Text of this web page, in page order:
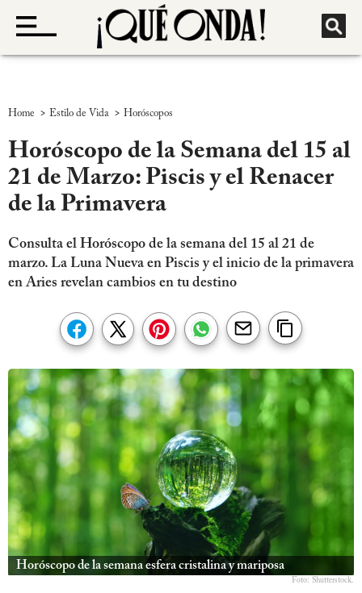
Home > Estilo de Vida > Horóscopos
Horóscopo de la Semana del 15 al
21 de Marzo: Piscis y el Renacer
de la Primavera
Consulta el Horóscopo de la semana del 15 al 21 de
marzo. La Luna Nueva en Piscis y el inicio de la primavera
en Aries revelan cambios en tu destino
Horóscopo de la semana esfera cristalina y mariposa
Foto: Shutterstock.